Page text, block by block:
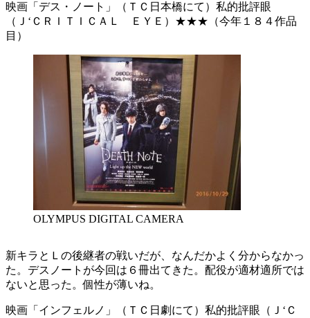
映画「デス・ノート」（ＴＣ日本橋にて）私的批評眼
（Ｊ‘ＣＲＩＴＩＣＡＬ ＥＹＥ）★★★（今年１８４作品
目）
OLYMPUS DIGITAL CAMERA
新キラとＬの後継者の戦いだが、なんだかよく分からなかっ
た。デスノートが今回は６冊出てきた。配役が適材適所では
ないと思った。個性が薄いね。
映画「インフェルノ」（ＴＣ日劇にて）私的批評眼（Ｊ‘Ｃ